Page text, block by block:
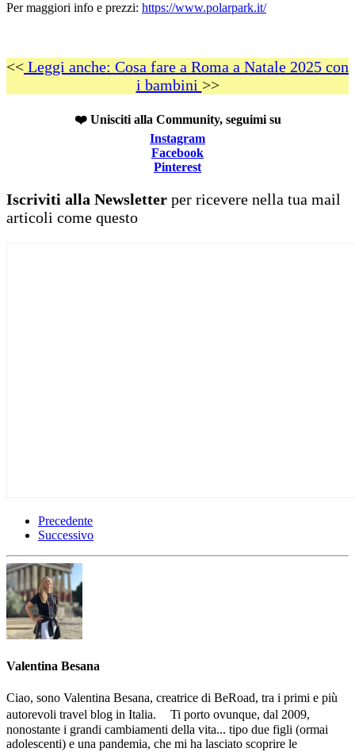
Per maggiori info e prezzi: https://www.polarpark.it/
<< Leggi anche: Cosa fare a Roma a Natale 2025 con
i bambini >>
❤️ Unisciti alla Community, seguimi su
Instagram
Facebook
Pinterest
Iscriviti alla Newsletter per ricevere nella tua mail
articoli come questo
Precedente
Successivo
Valentina Besana
Ciao, sono Valentina Besana, creatrice di BeRoad, tra i primi e più
autorevoli travel blog in Italia. Ti porto ovunque, dal 2009,
nonostante i grandi cambiamenti della vita... tipo due figli (ormai
adolescenti) e una pandemia, che mi ha lasciato scoprire le